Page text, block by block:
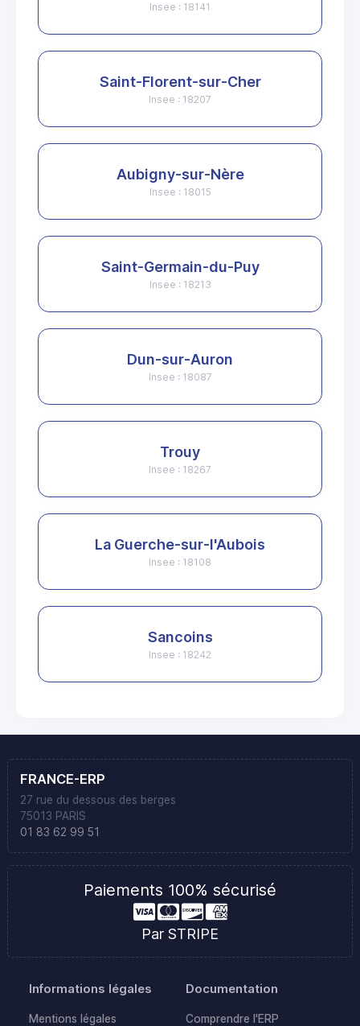
Insee : 18141
Saint-Florent-sur-Cher
Insee : 18207
Aubigny-sur-Nère
Insee : 18015
Saint-Germain-du-Puy
Insee : 18213
Dun-sur-Auron
Insee : 18087
Trouy
Insee : 18267
La Guerche-sur-l'Aubois
Insee : 18108
Sancoins
Insee : 18242
FRANCE-ERP
27 rue du dessous des berges
75013 PARIS
01 83 62 99 51
Paiements 100% sécurisé
Par STRIPE
Informations légales
Mentions légales
Documentation
Comprendre l'ERP